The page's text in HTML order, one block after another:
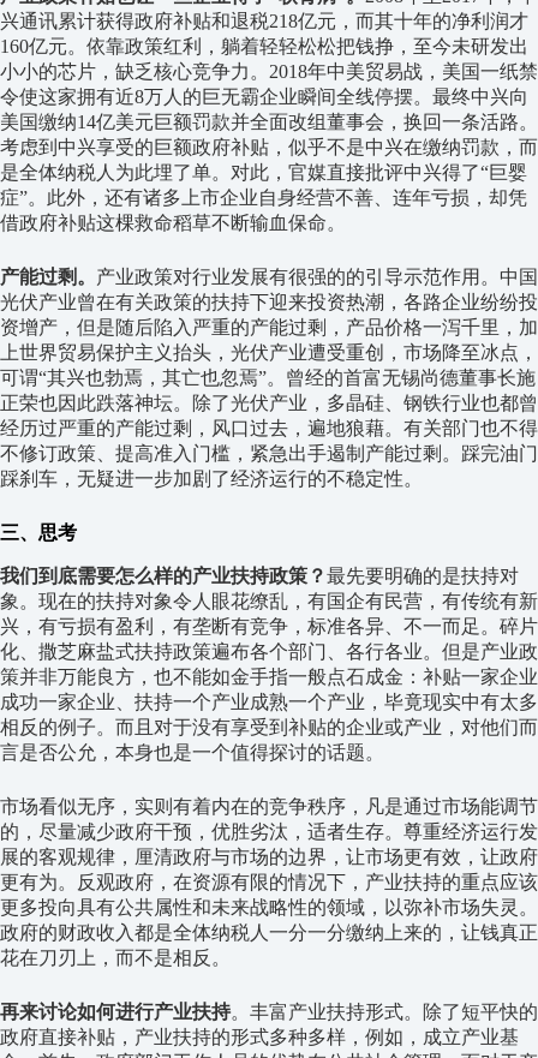
兴通讯累计获得政府补贴和退税218亿元，而其十年的净利润才
160亿元。依靠政策红利，躺着轻轻松松把钱挣，至今未研发出
小小的芯片，缺乏核心竞争力。2018年中美贸易战，美国一纸禁
令使这家拥有近8万人的巨无霸企业瞬间全线停摆。最终中兴向
美国缴纳14亿美元巨额罚款并全面改组董事会，换回一条活路。
考虑到中兴享受的巨额政府补贴，似乎不是中兴在缴纳罚款，而
是全体纳税人为此埋了单。对此，官媒直接批评中兴得了“巨婴
症”。此外，还有诸多上市企业自身经营不善、连年亏损，却凭
借政府补贴这棵救命稻草不断输血保命。
产能过剩。 产业政策对行业发展有很强的的引导示范作用。中国
光伏产业曾在有关政策的扶持下迎来投资热潮，各路企业纷纷投
资增产，但是随后陷入严重的产能过剩，产品价格一泻千里，加
上世界贸易保护主义抬头，光伏产业遭受重创，市场降至冰点，
可谓“其兴也勃焉，其亡也忽焉”。曾经的首富无锡尚德董事长施
正荣也因此跌落神坛。除了光伏产业，多晶硅、钢铁行业也都曾
经历过严重的产能过剩，风口过去，遍地狼藉。有关部门也不得
不修订政策、提高准入门槛，紧急出手遏制产能过剩。踩完油门
踩刹车，无疑进一步加剧了经济运行的不稳定性。
三、思考
我们到底需要怎么样的产业扶持政策？最先要明确的是扶持对
象。现在的扶持对象令人眼花缭乱，有国企有民营，有传统有新
兴，有亏损有盈利，有垄断有竞争，标准各异、不一而足。碎片
化、撒芝麻盐式扶持政策遍布各个部门、各行各业。但是产业政
策并非万能良方，也不能如金手指一般点石成金：补贴一家企业
成功一家企业、扶持一个产业成熟一个产业，毕竟现实中有太多
相反的例子。而且对于没有享受到补贴的企业或产业，对他们而
言是否公允，本身也是一个值得探讨的话题。
市场看似无序，实则有着内在的竞争秩序，凡是通过市场能调节
的，尽量减少政府干预，优胜劣汰，适者生存。尊重经济运行发
展的客观规律，厘清政府与市场的边界，让市场更有效，让政府
更有为。反观政府，在资源有限的情况下，产业扶持的重点应该
更多投向具有公共属性和未来战略性的领域，以弥补市场失灵。
政府的财政收入都是全体纳税人一分一分缴纳上来的，让钱真正
花在刀刃上，而不是相反。
再来讨论如何进行产业扶持。丰富产业扶持形式。除了短平快的
政府直接补贴，产业扶持的形式多种多样，例如，成立产业基